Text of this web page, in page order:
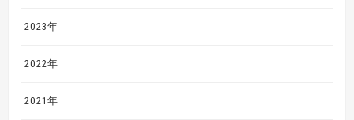
2023年
2022年
2021年